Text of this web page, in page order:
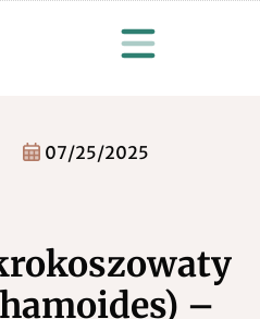
07/25/2025
–